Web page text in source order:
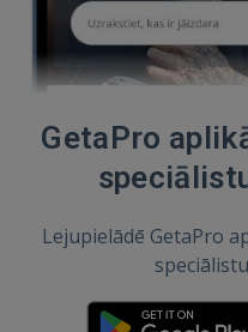
GetaPro
Lejupielādē GetaPro